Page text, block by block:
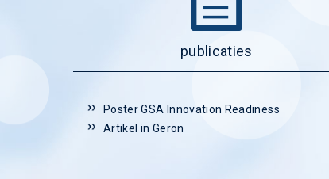
publicaties
Poster GSA Innovation Readiness
Artikel in Geron